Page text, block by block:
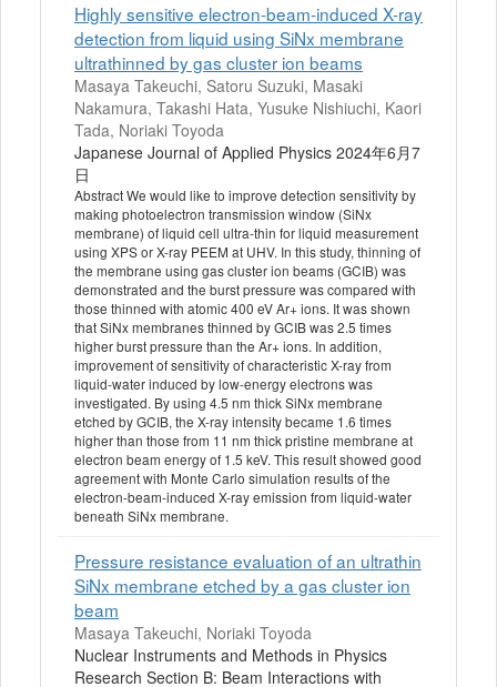
Highly sensitive electron-beam-induced X-ray
detection from liquid using SiNx membrane
ultrathinned by gas cluster ion beams
Masaya Takeuchi, Satoru Suzuki, Masaki
Nakamura, Takashi Hata, Yusuke Nishiuchi, Kaori
Tada, Noriaki Toyoda
Japanese Journal of Applied Physics 2024年6月7
日
Abstract We would like to improve detection sensitivity by
making photoelectron transmission window (SiNx
membrane) of liquid cell ultra-thin for liquid measurement
using XPS or X-ray PEEM at UHV. In this study, thinning of
the membrane using gas cluster ion beams (GCIB) was
demonstrated and the burst pressure was compared with
those thinned with atomic 400 eV Ar+ ions. It was shown
that SiNx membranes thinned by GCIB was 2.5 times
higher burst pressure than the Ar+ ions. In addition,
improvement of sensitivity of characteristic X-ray from
liquid-water induced by low-energy electrons was
investigated. By using 4.5 nm thick SiNx membrane
etched by GCIB, the X-ray intensity became 1.6 times
higher than those from 11 nm thick pristine membrane at
electron beam energy of 1.5 keV. This result showed good
agreement with Monte Carlo simulation results of the
electron-beam-induced X-ray emission from liquid-water
beneath SiNx membrane.
Pressure resistance evaluation of an ultrathin
SiNx membrane etched by a gas cluster ion
beam
Masaya Takeuchi, Noriaki Toyoda
Nuclear Instruments and Methods in Physics
Research Section B: Beam Interactions with